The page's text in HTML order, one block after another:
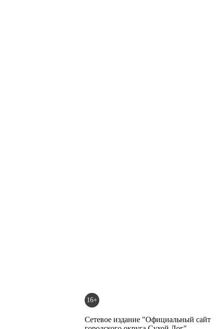
16+
Сетевое издание "Официальный сайт